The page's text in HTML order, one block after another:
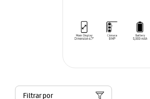
Filtrar por